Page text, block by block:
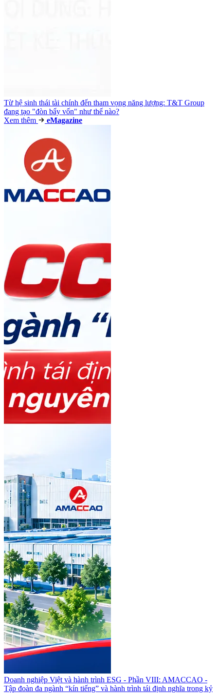
Từ hệ sinh thái tài chính đến tham vọng năng lượng: T&T Group
đang tạo "đòn bẩy vốn" như thế nào?
Xem thêm
eMagazine
Doanh nghiệp Việt và hành trình ESG - Phần VIII: AMACCAO -
Tập đoàn đa ngành “kín tiếng” và hành trình tái định nghĩa trong kỷ